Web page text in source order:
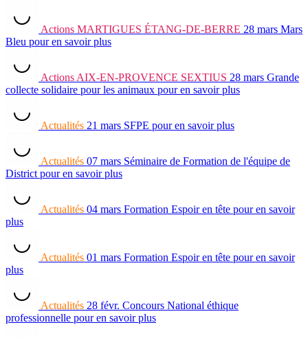
Actions MARTIGUES ÉTANG-DE-BERRE 28 mars Mars
Bleu pour en savoir plus
Actions AIX-EN-PROVENCE SEXTIUS 28 mars Grande
collecte solidaire pour les animaux pour en savoir plus
Actualités 21 mars SFPE pour en savoir plus
Actualités 07 mars Séminaire de Formation de l'équipe de
District pour en savoir plus
Actualités 04 mars Formation Espoir en tête pour en savoir
plus
Actualités 01 mars Formation Espoir en tête pour en savoir
plus
Actualités 28 févr. Concours National éthique
professionnelle pour en savoir plus